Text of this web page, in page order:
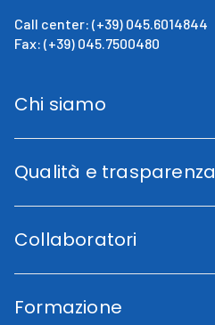
Call center: (+39) 045.6014844
Fax: (+39) 045.7500480
Chi siamo
San Giovanni Calabria
La direzione
Qualità e trasparenza
Accreditamento Regionale
Indicatori di qualità
Codice etico
Carta dei Servizi
Collaboratori
Lavora con noi
Fornitori
Formazione